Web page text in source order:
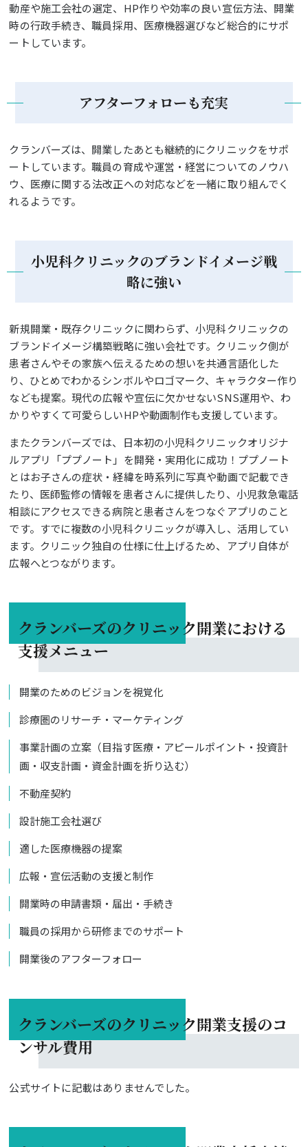
動産や施工会社の選定、HP作りや効率の良い宣伝方法、開業
時の行政手続き、職員採用、医療機器選びなど総合的にサポ
ートしています。
アフターフォローも充実
クランバーズは、開業したあとも継続的にクリニックをサポ
ートしています。職員の育成や運営・経営についてのノウハ
ウ、医療に関する法改正への対応などを一緒に取り組んでく
れるようです。
小児科クリニックのブランドイメージ戦
略に強い
新規開業・既存クリニックに関わらず、小児科クリニックの
ブランドイメージ構築戦略に強い会社です。クリニック側が
患者さんやその家族へ伝えるための想いを共通言語化した
り、ひとめでわかるシンボルやロゴマーク、キャラクター作り
なども提案。現代の広報や宣伝に欠かせないSNS運用や、わ
かりやすくて可愛らしいHPや動画制作も支援しています。
またクランバーズでは、日本初の小児科クリニックオリジナ
ルアプリ「ププノート」を開発・実用化に成功！ププノート
とはお子さんの症状・経緯を時系列に写真や動画で記載でき
たり、医師監修の情報を患者さんに提供したり、小児救急電話
相談にアクセスできる病院と患者さんをつなぐアプリのこと
です。すでに複数の小児科クリニックが導入し、活用してい
ます。クリニック独自の仕様に仕上げるため、アプリ自体が
広報へとつながります。
クランバーズのクリニック開業における
支援メニュー
開業のためのビジョンを視覚化
診療圏のリサーチ・マーケティング
事業計画の立案（目指す医療・アピールポイント・投資計
画・収支計画・資金計画を折り込む）
不動産契約
設計施工会社選び
適した医療機器の提案
広報・宣伝活動の支援と制作
開業時の申請書類・届出・手続き
職員の採用から研修までのサポート
開業後のアフターフォロー
クランバーズのクリニック開業支援のコ
ンサル費用
公式サイトに記載はありませんでした。